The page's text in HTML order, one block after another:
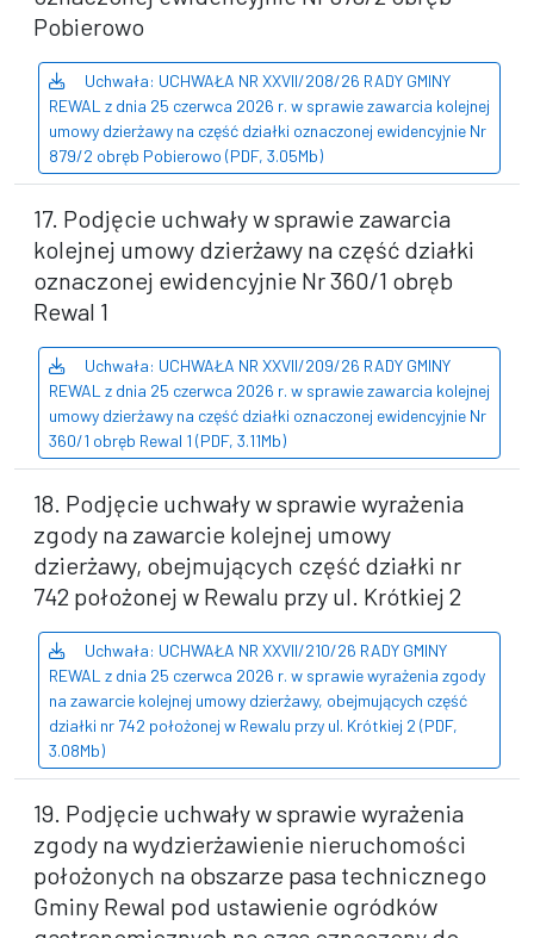
Pobierowo
Uchwała: UCHWAŁA NR XXVII/208/26 RADY GMINY
REWAL z dnia 25 czerwca 2026 r. w sprawie zawarcia kolejnej
umowy dzierżawy na część działki oznaczonej ewidencyjnie Nr
879/2 obręb Pobierowo (PDF, 3.05Mb)
17. Podjęcie uchwały w sprawie zawarcia
kolejnej umowy dzierżawy na część działki
oznaczonej ewidencyjnie Nr 360/1 obręb
Rewal 1
Uchwała: UCHWAŁA NR XXVII/209/26 RADY GMINY
REWAL z dnia 25 czerwca 2026 r. w sprawie zawarcia kolejnej
umowy dzierżawy na część działki oznaczonej ewidencyjnie Nr
360/1 obręb Rewal 1 (PDF, 3.11Mb)
18. Podjęcie uchwały w sprawie wyrażenia
zgody na zawarcie kolejnej umowy
dzierżawy, obejmujących część działki nr
742 położonej w Rewalu przy ul. Krótkiej 2
Uchwała: UCHWAŁA NR XXVII/210/26 RADY GMINY
REWAL z dnia 25 czerwca 2026 r. w sprawie wyrażenia zgody
na zawarcie kolejnej umowy dzierżawy, obejmujących część
działki nr 742 położonej w Rewalu przy ul. Krótkiej 2 (PDF,
3.08Mb)
19. Podjęcie uchwały w sprawie wyrażenia
zgody na wydzierżawienie nieruchomości
położonych na obszarze pasa technicznego
Gminy Rewal pod ustawienie ogródków